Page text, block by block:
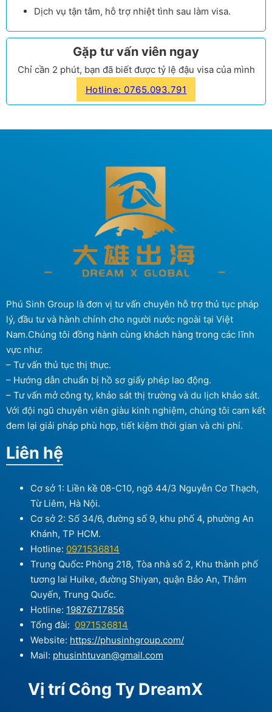
Dịch vụ tận tâm, hỗ trợ nhiệt tình sau làm visa.
Gặp tư vấn viên ngay
Chỉ cần 2 phút, bạn đã biết được tỷ lệ đậu visa của mình
Hotline: 0765.093.791
Phú Sinh Group là đơn vị tư vấn chuyên hỗ trợ thủ tục pháp
lý, đầu tư và hành chính cho người nước ngoài tại Việt
Nam.Chúng tôi đồng hành cùng khách hàng trong các lĩnh
vực như:
– Tư vấn thủ tục thị thực.
– Hướng dẫn chuẩn bị hồ sơ giấy phép lao động.
– Tư vấn mở công ty, khảo sát thị trường và du lịch khảo sát.
Với đội ngũ chuyên viên giàu kinh nghiệm, chúng tôi cam kết
đem lại giải pháp phù hợp, tiết kiệm thời gian và chi phí.
Liên hệ
Cơ sở 1: Liền kề 08-C10, ngõ 44/3 Nguyễn Cơ Thạch,
Từ Liêm, Hà Nội.
Cơ sở 2: Số 34/6, đường số 9, khu phố 4, phường An
Khánh, TP HCM.
Hotline: 0971536814
Trung Quốc: Phòng 218, Tòa nhà số 2, Khu thành phố
tương lai Huike, đường Shiyan, quận Bảo An, Thâm
Quyến, Trung Quốc.
Hotline: 19876717856
Tổng đài: 0971536814
Website: https://phusinhgroup.com/
Mail: phusinhtuvan@gmail.com
Vị trí Công Ty DreamX